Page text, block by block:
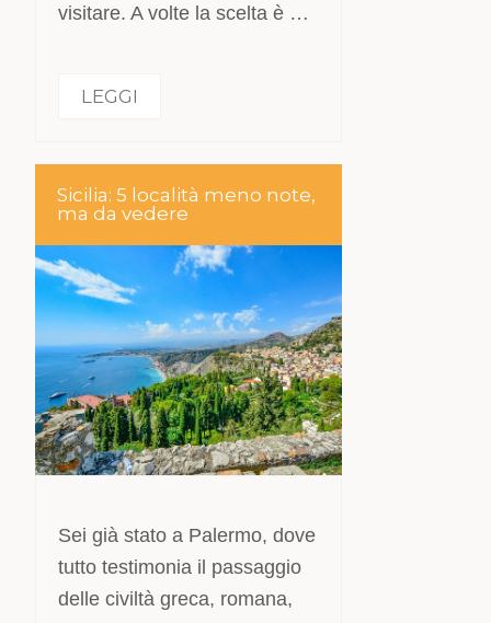
visitare. A volte la scelta è …
LEGGI
Sicilia: 5 località meno note,
ma da vedere
Sei già stato a Palermo, dove
tutto testimonia il passaggio
delle civiltà greca, romana,